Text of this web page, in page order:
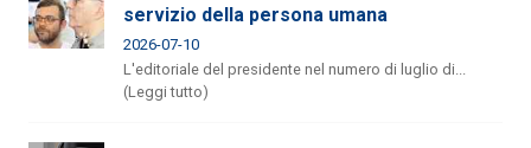
servizio della persona umana
2026-07-10
L'editoriale del presidente nel numero di luglio di...
(Leggi tutto)